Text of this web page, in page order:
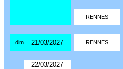
RENNES
dim 21/03/2027 RENNES
22/03/2027